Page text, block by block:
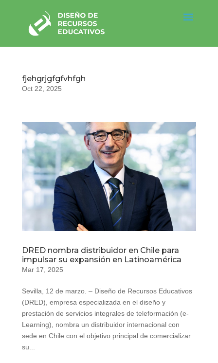
fjehgrjgfgfvhfgh
Oct 22, 2025
DRED nombra distribuidor en Chile para
impulsar su expansión en Latinoamérica
Mar 17, 2025
Sevilla, 12 de marzo. – Diseño de Recursos Educativos
(DRED), empresa especializada en el diseño y
prestación de servicios integrales de teleformación (e-
Learning), nombra un distribuidor internacional con
sede en Chile con el objetivo principal de comercializar
su...